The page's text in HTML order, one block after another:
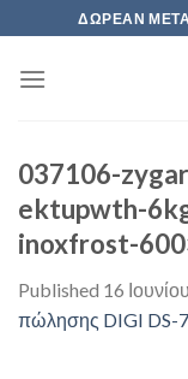
to
content
ΔΩΡΕΆΝ
037106-
ektupwth-
inoxfrost-
Published 16
πώλησης DIGI DS-